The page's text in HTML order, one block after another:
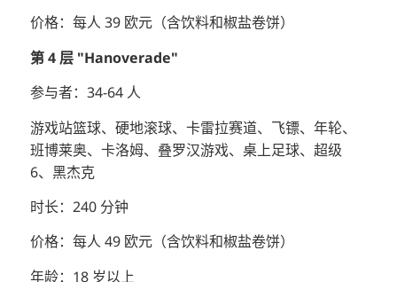
价格：每人 39 欧元（含饮料和椒盐卷饼）
第 4 层 "Hanoverade"
参与者：34-64 人
游戏站篮球、硬地滚球、卡雷拉赛道、飞镖、年轮、
班博莱奥、卡洛姆、叠罗汉游戏、桌上足球、超级
6、黑杰克
时长：240 分钟
价格：每人 49 欧元（含饮料和椒盐卷饼）
年龄：18 岁以上